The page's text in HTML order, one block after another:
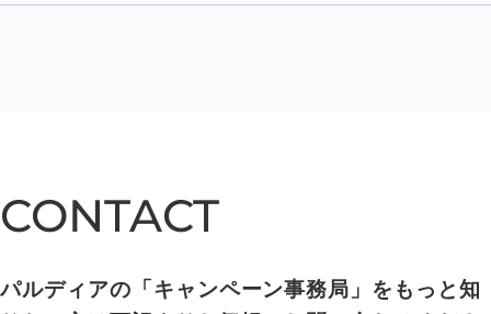
CONTACT
CONTACT
パルディアの「キャンペーン事務局」をもっと知